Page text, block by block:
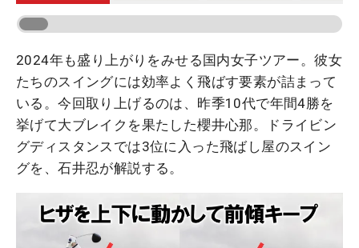
2024年も盛り上がりをみせる国内女子ツアー。彼女
たちのスイングには効率よく飛ばす要素が詰まって
いる。今回取り上げるのは、昨季10代で年間4勝を
挙げて大ブレイクを果たした櫻井心那。ドライビン
グディスタンスでは3位に入った飛ばし屋のスイン
グを、石井忍が解説する。